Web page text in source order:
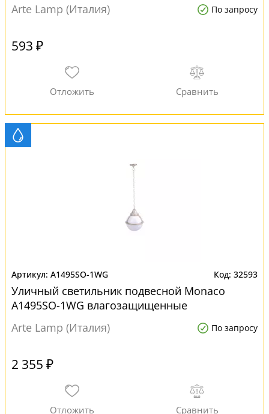
Arte Lamp (Италия)
По запросу
593 ₽
A1495SO-1WG 32593
Уличный светильник подвесной Monaco
A1495SO-1WG влагозащищенные
Arte Lamp (Италия)
По запросу
2 355 ₽